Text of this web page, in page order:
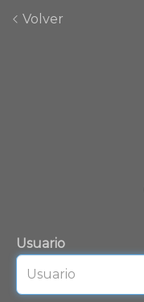
Volver
Usuario